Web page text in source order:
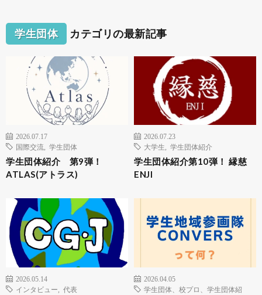
学生団体 カテゴリの最新記事
2026.07.17
国際交流
学生団体
学生団体紹介 第9弾！
ATLAS(アトラス)
2026.07.23
大学生
学生団体紹介
学生団体紹介第10弾！ 縁慈
ENJI
2026.05.14
インタビュー
代表
2026.04.05
学生団体、校プロ、学生団体紹